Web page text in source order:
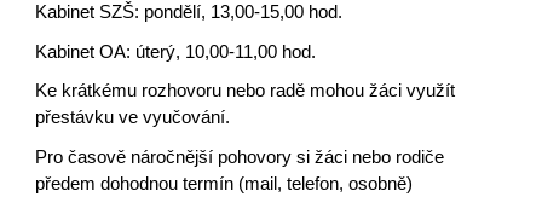
Kabinet SZŠ: pondělí, 13,00-15,00 hod.
Kabinet OA: úterý, 10,00-11,00 hod.
Ke krátkému rozhovoru nebo radě mohou žáci využít
přestávku ve vyučování.
Pro časově náročnější pohovory si žáci nebo rodiče
předem dohodnou termín (mail, telefon, osobně)